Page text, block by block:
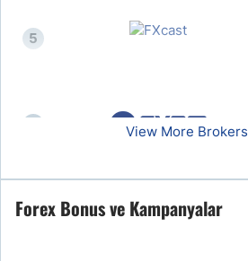
5
7
View More Brokers
Forex Bonus ve Kampanyalar